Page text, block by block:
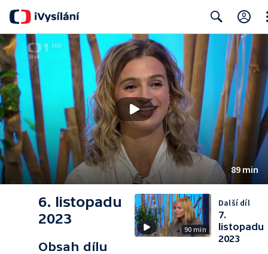
Search
89 min
6. listopadu
2023
Obsah dílu
90 min
Další díl
7.
listopadu
2023